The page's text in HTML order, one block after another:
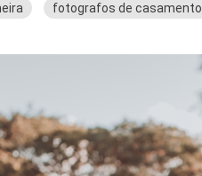
fotografos de casamento